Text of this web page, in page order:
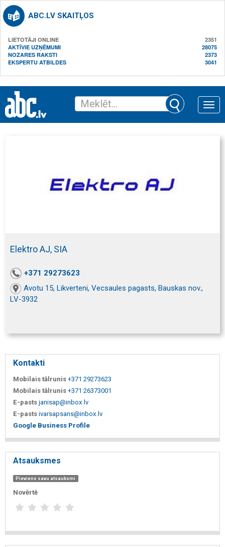
ABC.LV SKAITĻOS
LIETOTĀJI ONLINE
2351
AKTĪVIE UZŅĒMUMI
28075
NOZARES RAKSTI
2373
EKSPERTU ATBILDES
3041
Toggle
Elektro AJ, SIA
+371 29273623
Avotu 15, Likverteni, Vecsaules pagasts, Bauskas nov.,
LV-3932
Kontakti
Mobilais tālrunis +371 29273623
Mobilais tālrunis +371 26373001
E-pasts janisap@inbox.lv
E-pasts ivarsapsans@inbox.lv
Google Business Profile
Atsauksmes
Pievieno savu atsauksmi
Novērtē